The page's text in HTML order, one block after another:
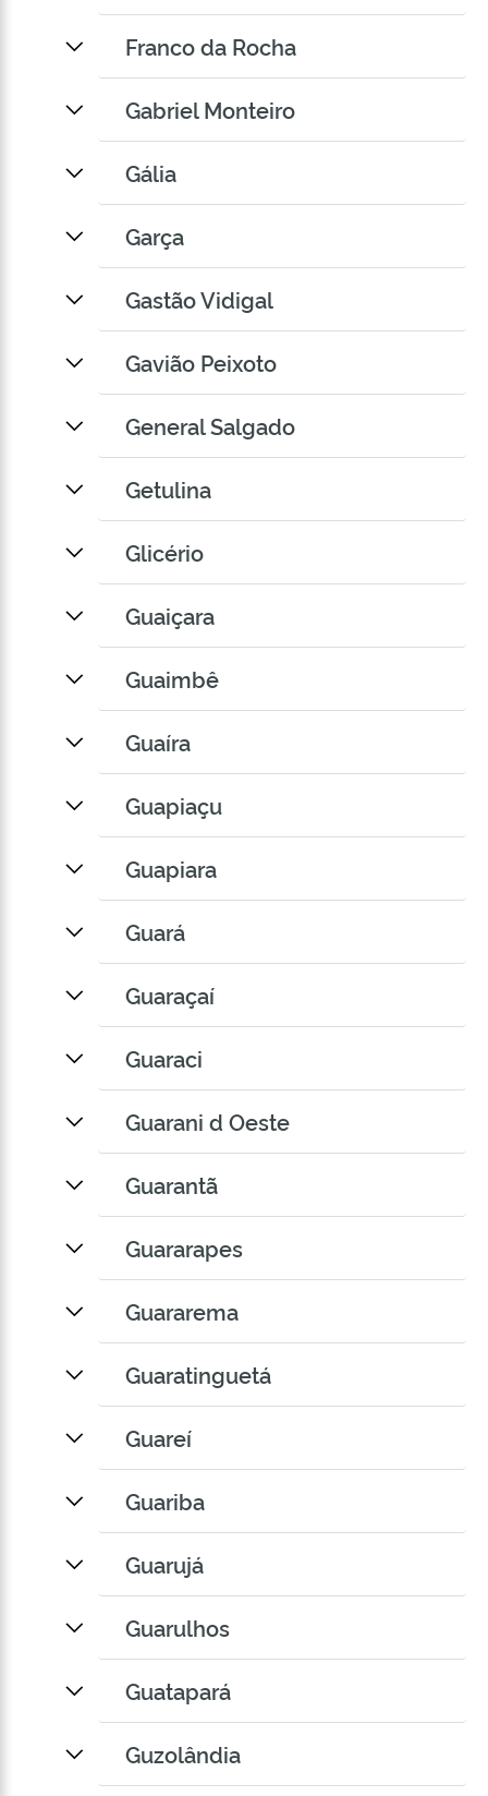
Franco da Rocha
Gabriel Monteiro
Gália
Garça
Gastão Vidigal
Gavião Peixoto
General Salgado
Getulina
Glicério
Guaiçara
Guaimbê
Guaíra
Guapiaçu
Guapiara
Guará
Guaraçaí
Guaraci
Guarani d Oeste
Guarantã
Guararapes
Guararema
Guaratinguetá
Guareí
Guariba
Guarujá
Guarulhos
Guatapará
Guzolândia